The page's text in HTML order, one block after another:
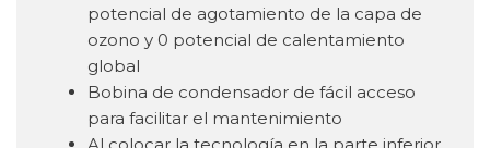
potencial de agotamiento de la capa de
ozono y 0 potencial de calentamiento
global
Bobina de condensador de fácil acceso
para facilitar el mantenimiento